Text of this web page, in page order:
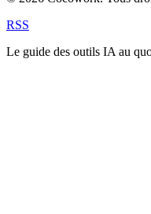
RSS
Le guide des outils IA au